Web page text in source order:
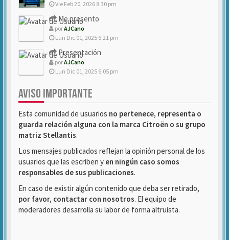
Vie Feb 20, 2026 8:30 pm
Me presento
porAJCano
Lun Dic 01, 2025 6:21 pm
Presentación
porAJCano
Lun Dic 01, 2025 6:05 pm
AVISO IMPORTANTE
Esta comunidad de usuarios no pertenece, representa o
guarda relación alguna con la marca Citroën o su grupo
matriz Stellantis.
Los mensajes publicados reflejan la opinión personal de los
usuarios que las escriben y en ningún caso somos
responsables de sus publicaciones.
En caso de existir algún contenido que deba ser retirado,
por favor, contactar con nosotros. El equipo de
moderadores desarrolla su labor de forma altruista.